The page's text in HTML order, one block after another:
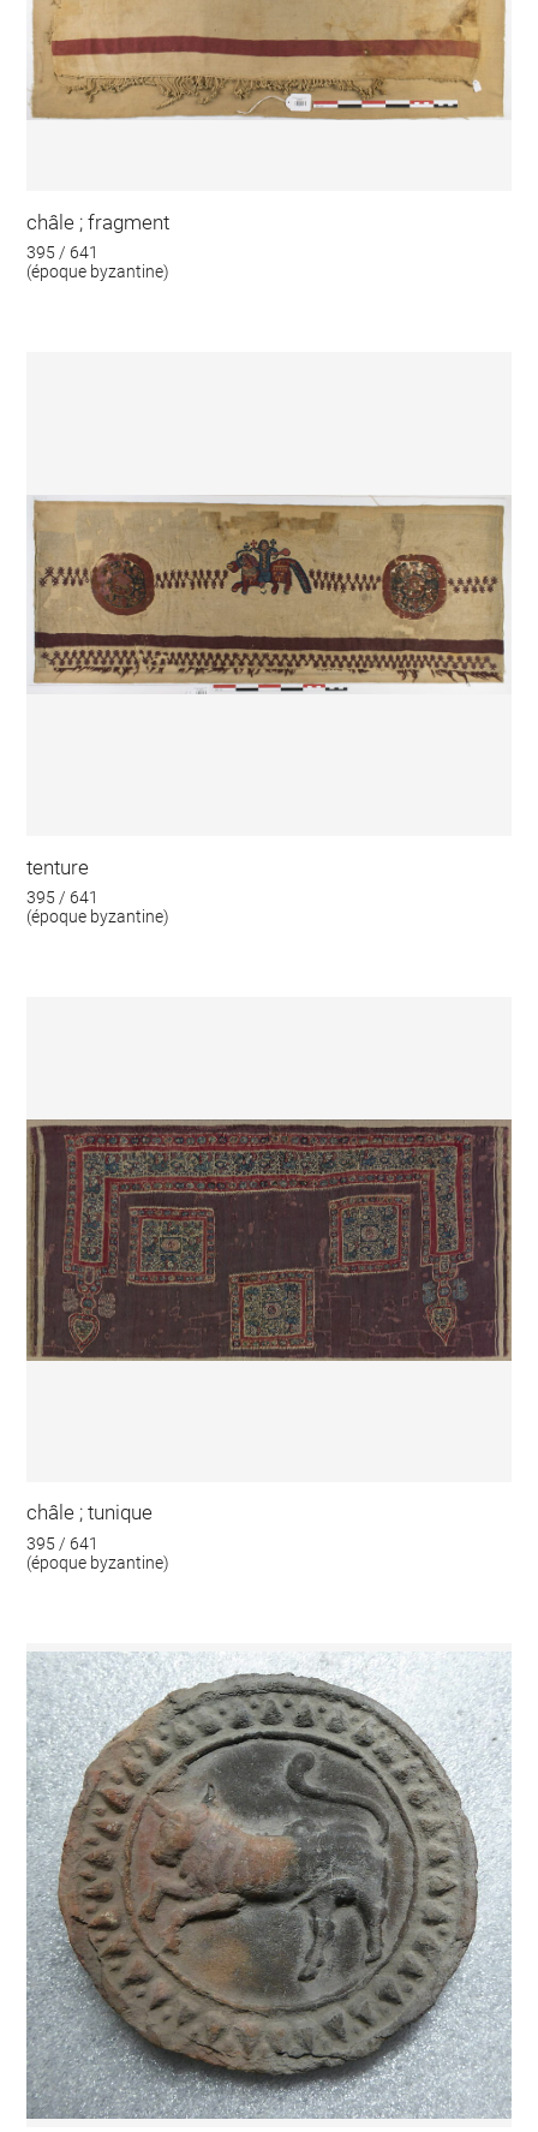
châle ; fragment
395 / 641
(époque byzantine)
tenture
395 / 641
(époque byzantine)
châle ; tunique
395 / 641
(époque byzantine)